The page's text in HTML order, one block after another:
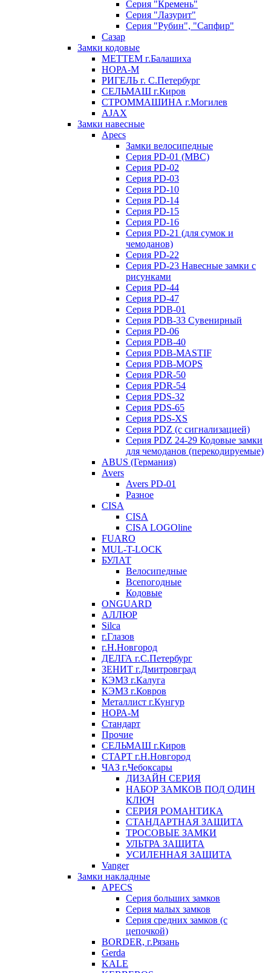
Серия "Кремень"
Серия "Лазурит"
Серия "Рубин", "Сапфир"
Сазар
Замки кодовые
МЕТТЕМ г.Балашиха
НОРА-М
РИГЕЛЬ г. С.Петербург
СЕЛЬМАШ г.Киров
СТРОММАШИНА г.Могилев
AJAX
Замки навесные
Apecs
Замки велосипедные
Серия PD-01 (МВС)
Серия PD-02
Серия PD-03
Серия PD-10
Серия PD-14
Серия PD-15
Серия PD-16
Серия PD-21 (для сумок и
чемоданов)
Серия PD-22
Серия PD-23 Навесные замки с
рисунками
Серия PD-44
Серия PD-47
Серия PDB-01
Серия PDB-33 Сувенирный
Серия PD-06
Серия PDB-40
Серия PDB-MASTIF
Серия PDB-MOPS
Серия PDR-50
Серия PDR-54
Серия PDS-32
Серия PDS-65
Серия PDS-XS
Серия PDZ (с сигнализацией)
Серия PDZ 24-29 Кодовые замки
для чемоданов (перекодируемые)
ABUS (Германия)
Avers
Avers PD-01
Разное
CISA
CISA
CISA LOGOline
FUARO
MUL-T-LOCK
БУЛАТ
Велосипедные
Всепогодные
Кодовые
ONGUARD
АЛЛЮР
Silca
г.Глазов
г.Н.Новгород
ДЕЛГА г.С.Петербург
ЗЕНИТ г.Дмитровград
КЭМЗ г.Калуга
КЭМЗ г.Ковров
Металлист г.Кунгур
НОРА-М
Стандарт
Прочие
СЕЛЬМАШ г.Киров
СТАРТ г.Н.Новгород
ЧАЗ г.Чебоксары
ДИЗАЙН СЕРИЯ
НАБОР ЗАМКОВ ПОД ОДИН
КЛЮЧ
СЕРИЯ РОМАНТИКА
СТАНДАРТНАЯ ЗАЩИТА
ТРОСОВЫЕ ЗАМКИ
УЛЬТРА ЗАЩИТА
УСИЛЕННАЯ ЗАЩИТА
Vanger
Замки накладные
APECS
Серия больших замков
Серия малых замков
Серия средних замков (с
цепочкой)
BORDER, г.Рязань
Gerda
KALE